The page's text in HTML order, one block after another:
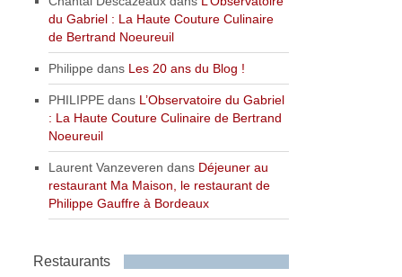
du Gabriel : La Haute Couture Culinaire
de Bertrand Noeureuil
Philippe dans Les 20 ans du Blog !
PHILIPPE dans L’Observatoire du Gabriel
: La Haute Couture Culinaire de Bertrand
Noeureuil
Laurent Vanzeveren dans Déjeuner au
restaurant Ma Maison, le restaurant de
Philippe Gauffre à Bordeaux
Restaurants